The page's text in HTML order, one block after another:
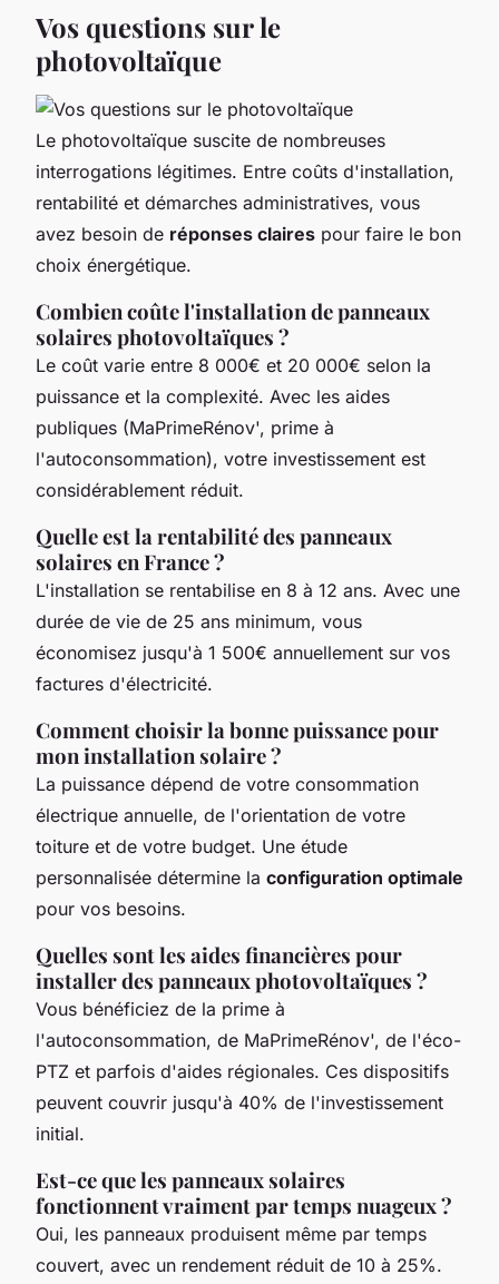
Vos questions sur le
photovoltaïque
Le photovoltaïque suscite de nombreuses
interrogations légitimes. Entre coûts d'installation,
rentabilité et démarches administratives, vous
avez besoin de réponses claires pour faire le bon
choix énergétique.
Combien coûte l'installation de panneaux
solaires photovoltaïques ?
Le coût varie entre 8 000€ et 20 000€ selon la
puissance et la complexité. Avec les aides
publiques (MaPrimeRénov', prime à
l'autoconsommation), votre investissement est
considérablement réduit.
Quelle est la rentabilité des panneaux
solaires en France ?
L'installation se rentabilise en 8 à 12 ans. Avec une
durée de vie de 25 ans minimum, vous
économisez jusqu'à 1 500€ annuellement sur vos
factures d'électricité.
Comment choisir la bonne puissance pour
mon installation solaire ?
La puissance dépend de votre consommation
électrique annuelle, de l'orientation de votre
toiture et de votre budget. Une étude
personnalisée détermine la configuration optimale
pour vos besoins.
Quelles sont les aides financières pour
installer des panneaux photovoltaïques ?
Vous bénéficiez de la prime à
l'autoconsommation, de MaPrimeRénov', de l'éco-
PTZ et parfois d'aides régionales. Ces dispositifs
peuvent couvrir jusqu'à 40% de l'investissement
initial.
Est-ce que les panneaux solaires
fonctionnent vraiment par temps nuageux ?
Oui, les panneaux produisent même par temps
couvert, avec un rendement réduit de 10 à 25%.